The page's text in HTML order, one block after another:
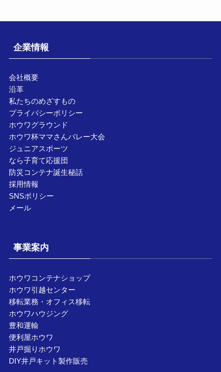
企業情報
会社概要
沿革
私たちのめざすもの
プライバシーポリシー
ホウワグラウンド
ホウワ杯ママさんバレー大会
ジュニアスポーツ
なら子育て応援団
防災コンテナ誕生秘話
採用情報
SNSポリシー
メール
事業案内
ホウワコンテナショップ
ホウワ引越センター
移転業務・オフィス移転
ホウワハウジング
豊和運輸
便利屋ホウワ
井戸掘りホウワ
DIY井戸キット製作販売